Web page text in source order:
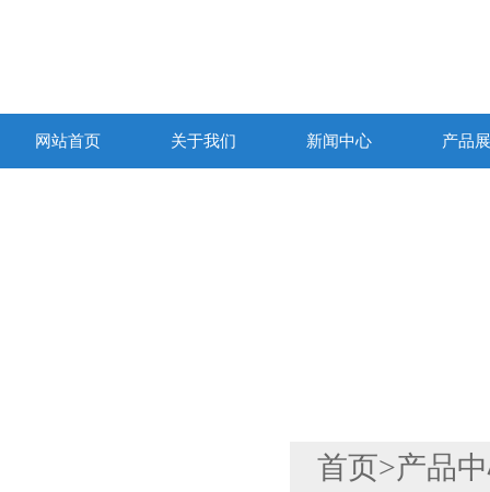
网站首页 关于我们 新闻中心 产品
首页>产品